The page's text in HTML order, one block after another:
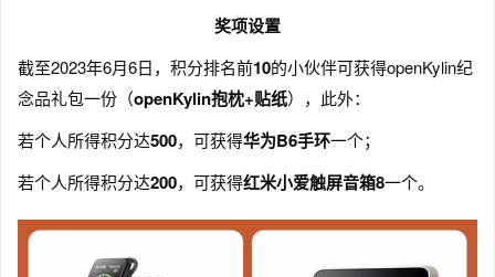
奖项设置
截至2023年6月6日，积分排名前10的小伙伴可获得openKylin纪
念品礼包一份（openKylin抱枕+贴纸），此外：
若个人所得积分达500，可获得华为B6手环一个；
若个人所得积分达200，可获得红米小爱触屏音箱8一个。